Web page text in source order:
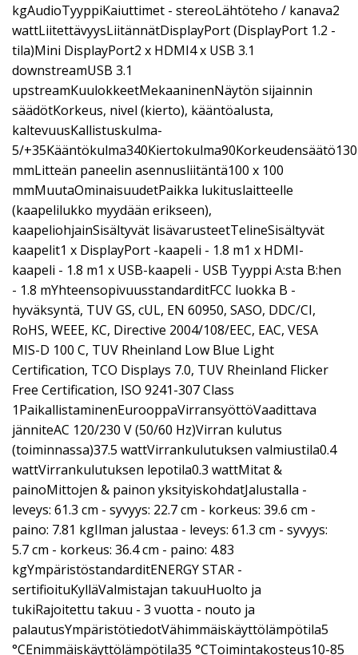
kgAudioTyyppiKaiuttimet - stereoLähtöteho / kanava2
wattLiitettävyysLiitännätDisplayPort (DisplayPort 1.2 -
tila)Mini DisplayPort2 x HDMI4 x USB 3.1
downstreamUSB 3.1
upstreamKuulokkeetMekaaninenNäytön sijainnin
säädötKorkeus, nivel (kierto), kääntöalusta,
kaltevuusKallistuskulma-
5/+35Kääntökulma340Kiertokulma90Korkeudensäätö130
mmLitteän paneelin asennusliitäntä100 x 100
mmMuutaOminaisuudetPaikka lukituslaitteelle
(kaapelilukko myydään erikseen),
kaapeliohjainSisältyvät lisävarusteetTelineSisältyvät
kaapelit1 x DisplayPort -kaapeli - 1.8 m1 x HDMI-
kaapeli - 1.8 m1 x USB-kaapeli - USB Tyyppi A:sta B:hen
- 1.8 mYhteensopivuusstandarditFCC luokka B -
hyväksyntä, TUV GS, cUL, EN 60950, SASO, DDC/CI,
RoHS, WEEE, KC, Directive 2004/108/EEC, EAC, VESA
MIS-D 100 C, TUV Rheinland Low Blue Light
Certification, TCO Displays 7.0, TUV Rheinland Flicker
Free Certification, ISO 9241-307 Class
1PaikallistaminenEurooppaVirransyöttöVaadittava
jänniteAC 120/230 V (50/60 Hz)Virran kulutus
(toiminnassa)37.5 wattVirrankulutuksen valmiustila0.4
wattVirrankulutuksen lepotila0.3 wattMitat &
painoMittojen & painon yksityiskohdatJalustalla -
leveys: 61.3 cm - syvyys: 22.7 cm - korkeus: 39.6 cm -
paino: 7.81 kgIlman jalustaa - leveys: 61.3 cm - syvyys:
5.7 cm - korkeus: 36.4 cm - paino: 4.83
kgYmpäristöstandarditENERGY STAR -
sertifioituKylläValmistajan takuuHuolto ja
tukiRajoitettu takuu - 3 vuotta - nouto ja
palautusYmpäristötiedotVähimmäiskäyttölämpötila5
°CEnimmäiskäyttölämpötila35 °CToimintakosteus10-85